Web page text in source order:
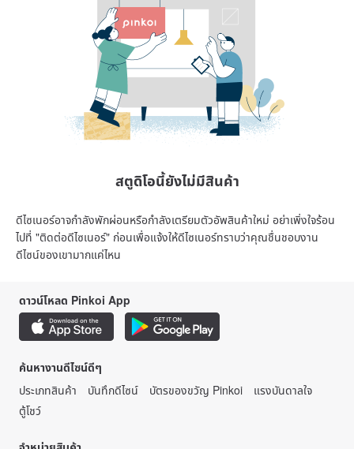
สตูดิโอนี้ยังไม่มีสินค้า
ดีไซเนอร์อาจกำลังพักผ่อนหรือกำลังเตรียมตัวอัพสินค้าใหม่ อย่าเพิ่งใจร้อน
ไปที่ "ติดต่อดีไซเนอร์" ก่อนเพื่อแจ้งให้ดีไซเนอร์ทราบว่าคุณชื่นชอบงาน
ดีไซน์ของเขามากแค่ไหน
ดาวน์โหลด Pinkoi App
ค้นหางานดีไซน์ดีๆ
ประเภทสินค้า
บันทึกดีไซน์ บัตรของขวัญ Pinkoi
แรงบันดาลใจ
ตู้โชว์